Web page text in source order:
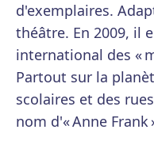
d'exemplaires.
théâtre. En 2009, il
international des «
Partout sur la
scolaires et des
nom d'« Anne Frank